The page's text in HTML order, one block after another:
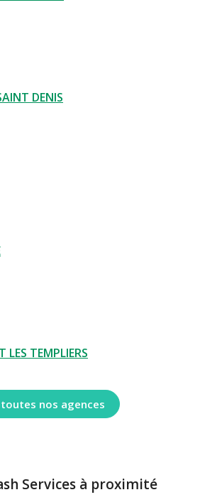
DENIS
LES TEMPLIERS
nos agences
Services à proximité